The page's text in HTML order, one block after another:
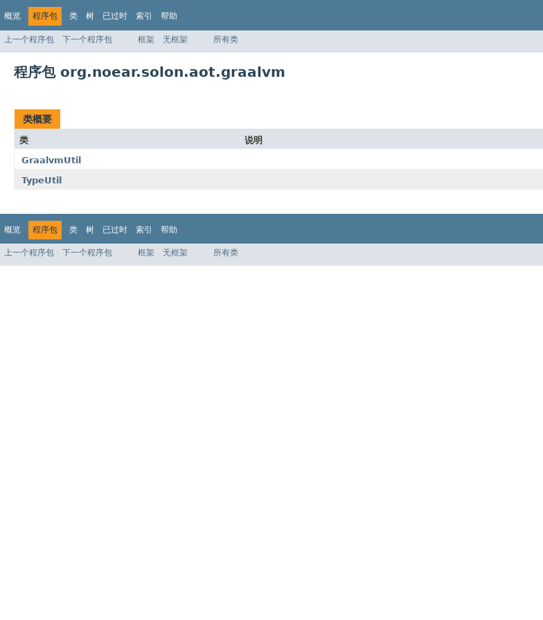
概览 程序包 类 树 已过时 索引 帮助
上一个程序包 下一个程序包 框架 无框架 所有类
程序包 org.noear.solon.aot.graalvm
类概要
类
说明
GraalvmUtil
TypeUtil
概览 程序包 类 树 已过时 索引 帮助
上一个程序包 下一个程序包 框架 无框架 所有类